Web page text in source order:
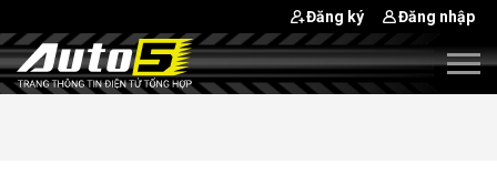
Đăng ký Đăng nhập